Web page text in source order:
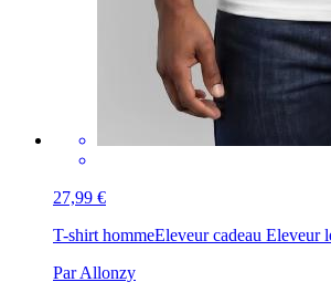
27,99 €
T-shirt hommeEleveur cadeau Eleveur
Par Allonzy